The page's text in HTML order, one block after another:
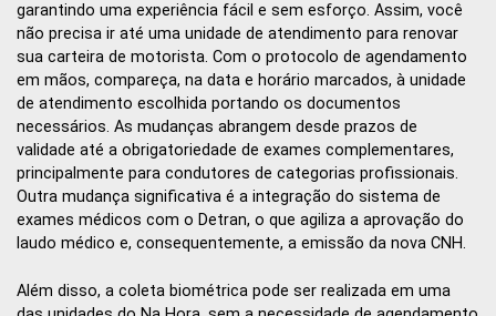
garantindo uma experiência fácil e sem esforço. Assim, você
não precisa ir até uma unidade de atendimento para renovar
sua carteira de motorista. Com o protocolo de agendamento
em mãos, compareça, na data e horário marcados, à unidade
de atendimento escolhida portando os documentos
necessários. As mudanças abrangem desde prazos de
validade até a obrigatoriedade de exames complementares,
principalmente para condutores de categorias profissionais.
Outra mudança significativa é a integração do sistema de
exames médicos com o Detran, o que agiliza a aprovação do
laudo médico e, consequentemente, a emissão da nova CNH.
Além disso, a coleta biométrica pode ser realizada em uma